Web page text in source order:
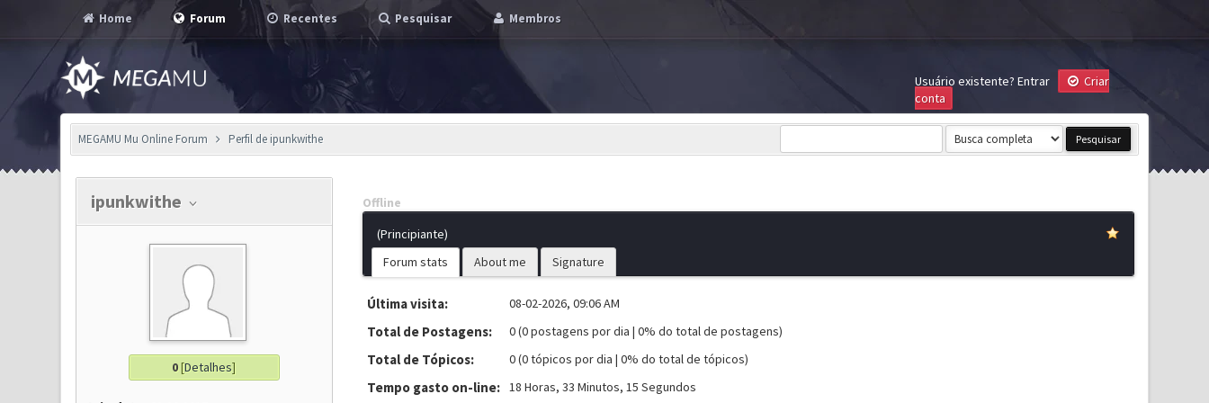
Home Forum Recentes Pesquisar Membros
Usuário existente? Entrar
Criar
conta
MEGAMU Mu Online Forum Perfil de ipunkwithe
ipunkwithe
0[Detalhes]
Offline
(Principiante)
Forum stats
About me Signature
Última visita: 08-02-2026, 09:06 AM
Total de Postagens: 0 (0 postagens por dia | 0% do total de postagens)
Total de Tópicos: 0 (0 tópicos por dia | 0% do total de tópicos)
Tempo gasto on-line: 18 Horas, 33 Minutos, 15 Segundos